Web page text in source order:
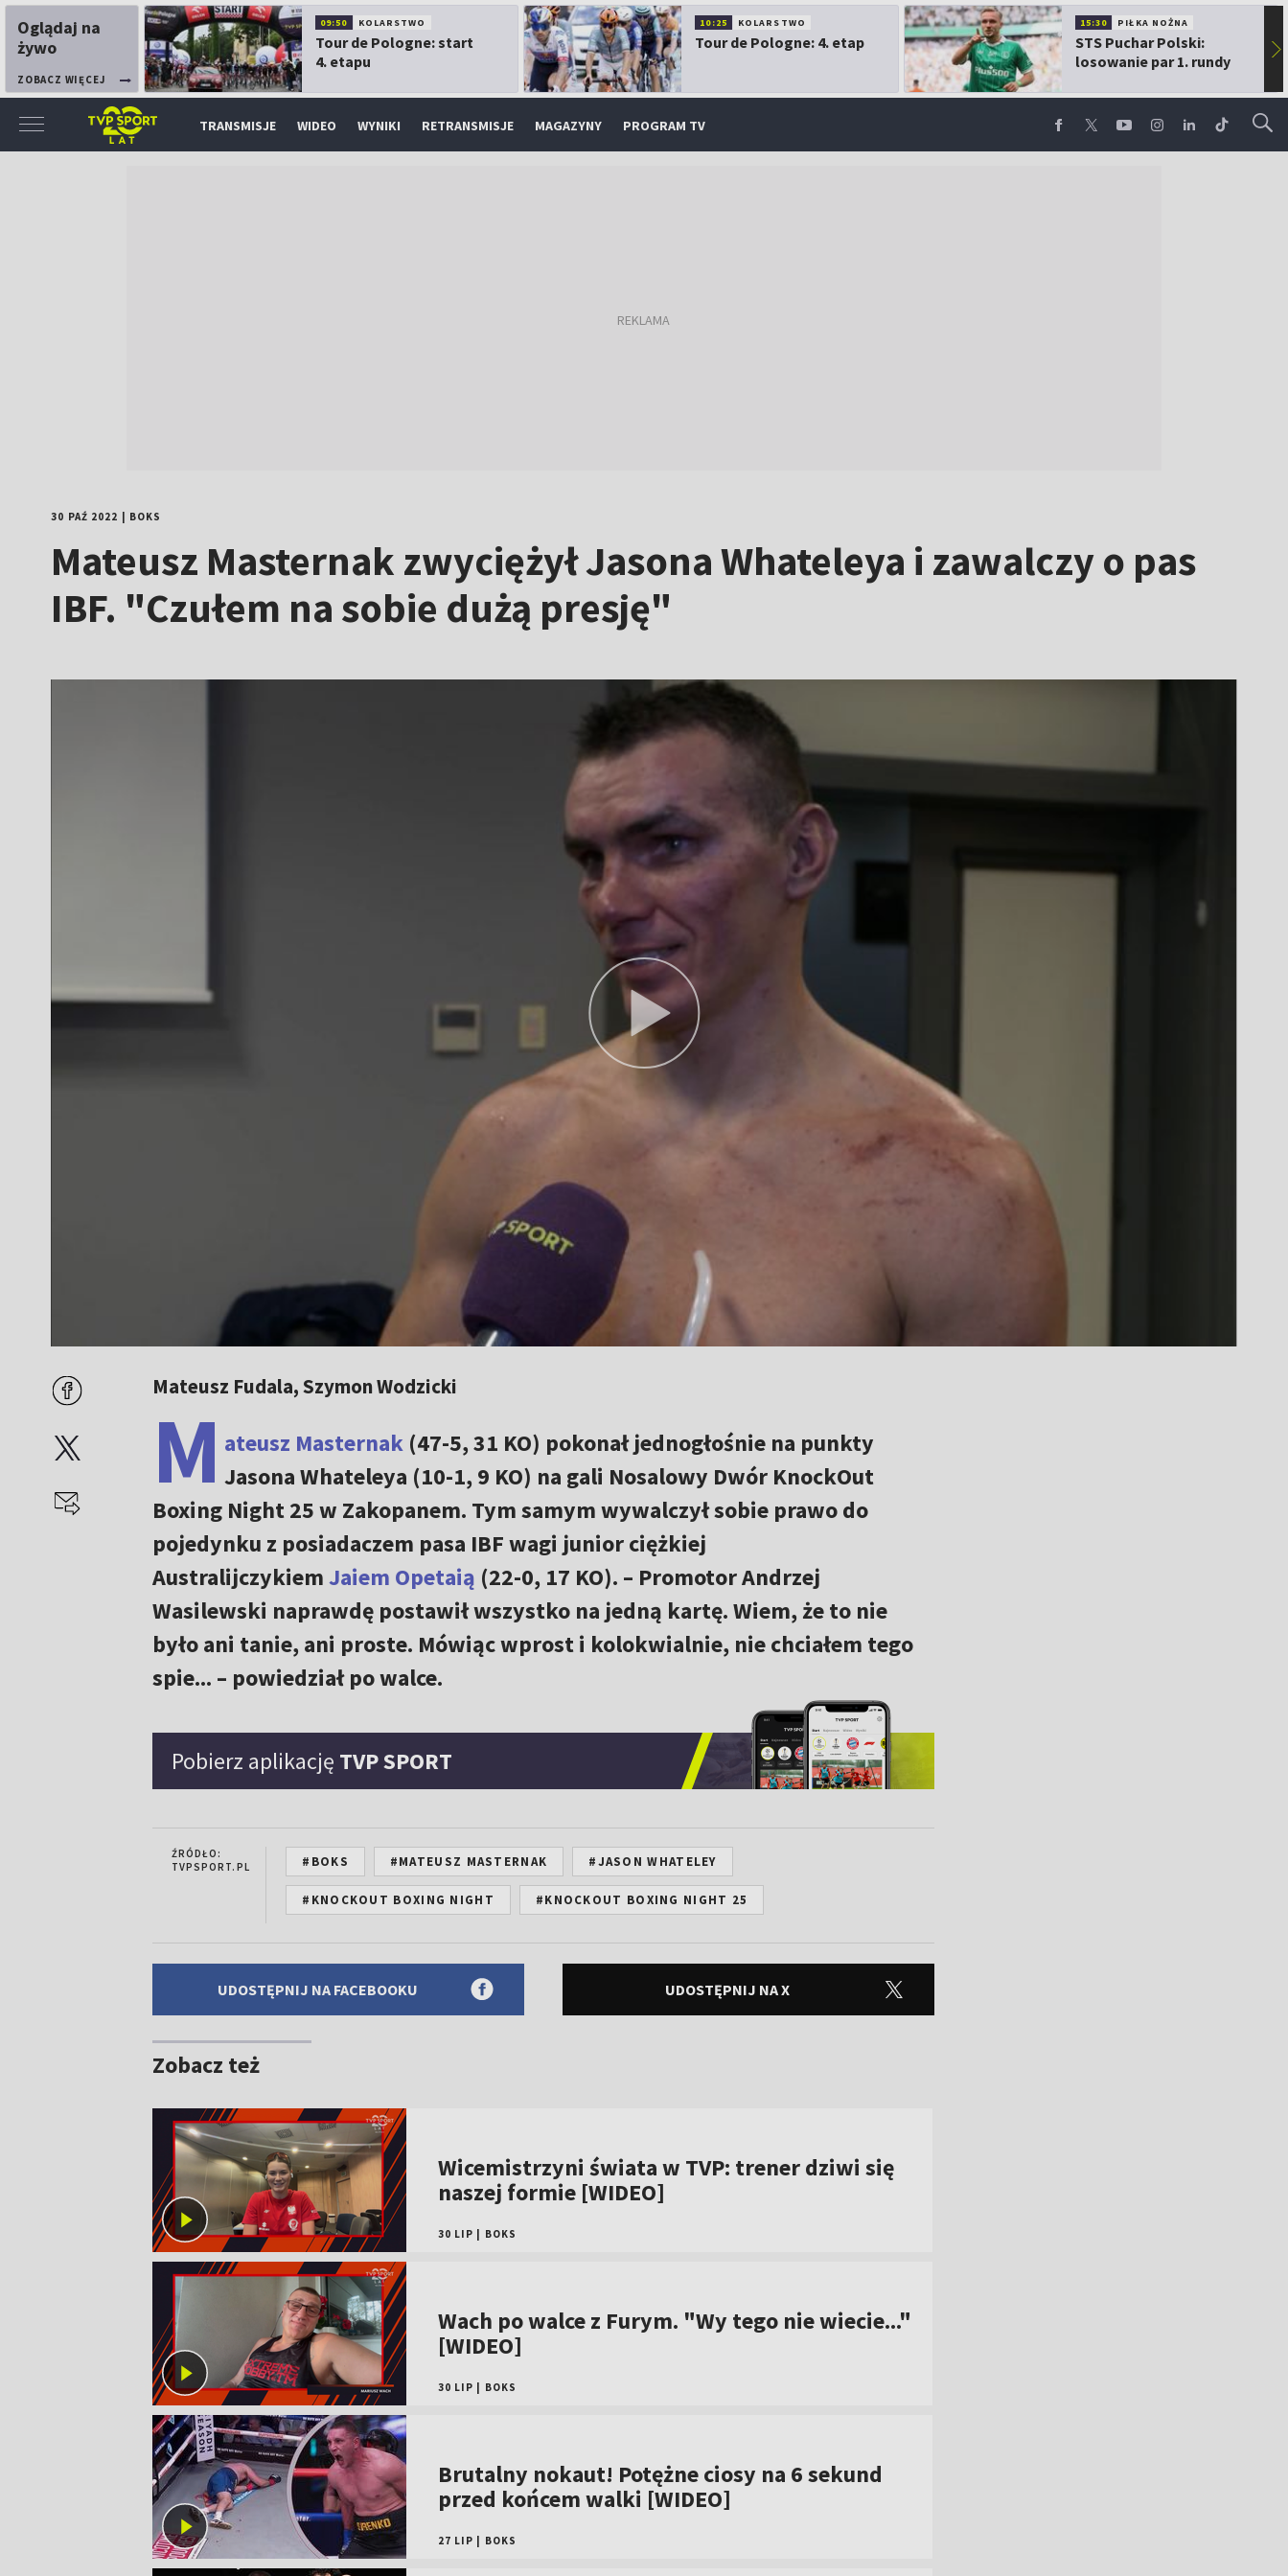
Oglądaj na
żywo
ZOBACZ WIĘCEJ
09:50 KOLARSTWO
Tour de Pologne: start
4. etapu
10:25 KOLARSTWO
Tour de Pologne: 4. etap
15:30 PIŁKA NOŻNA
STS Puchar Polski:
losowanie par 1. rundy
▶
TRANSMISJE WIDEO WYNIKI RETRANSMISJE MAGAZYNY PROGRAM TV
30 PAŹ 2022 BOKS
Mateusz Masternak zwyciężył Jasona Whateleya i zawalczy o pas
IBF. "Czułem na sobie dużą presję"
Mateusz Fudala, Szymon Wodzicki
M ateusz Masternak(47-5, 31 KO) pokonał jednogłośnie na punkty
Jasona Whateleya (10-1, 9 KO) na gali Nosalowy Dwór KnockOut
Boxing Night 25 w Zakopanem. Tym samym wywalczył sobie prawo do
pojedynku z posiadaczem pasa IBF wagi junior ciężkiej
AustralijczykiemJaiem Opetaią (22-0, 17 KO). – Promotor Andrzej
Wasilewski naprawdę postawił wszystko na jedną kartę. Wiem, że to nie
było ani tanie, ani proste. Mówiąc wprost i kolokwialnie, nie chciałem tego
spie... – powiedział po walce.
Pobierz aplikację TVP SPORT
ŹRÓDŁO:
TVPSPORT.PL
#BOKS #MATEUSZ MASTERNAK #JASON WHATELEY
#KNOCKOUT BOXING NIGHT #KNOCKOUT BOXING NIGHT 25
UDOSTĘPNIJ NA FACEBOOKU UDOSTĘPNIJ NA X
Zobacz też
Wicemistrzyni świata w TVP: trener dziwi się
naszej formie [WIDEO]
30 LIP BOKS
Wach po walce z Furym. "Wy tego nie wiecie..."
[WIDEO]
30 LIP BOKS
Brutalny nokaut! Potężne ciosy na 6 sekund
przed końcem walki [WIDEO]
27 LIP BOKS